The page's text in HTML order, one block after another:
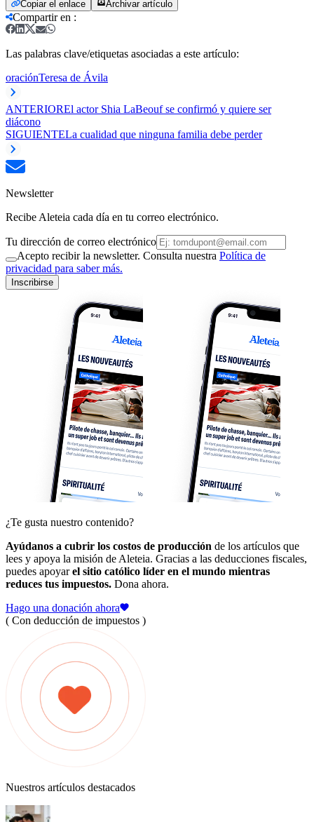
Copiar el enlace Archivar artículo
Compartir en :
Las palabras clave/etiquetas asociadas a este artículo:
oraciónTeresa de Ávila
ANTERIOREl actor Shia LaBeouf se confirmó y quiere ser
diácono
SIGUIENTELa cualidad que ninguna familia debe perder
Newsletter
Recibe Aleteia cada día en tu correo electrónico.
Tu dirección de correo electrónico
Acepto recibir la newsletter. Consulta nuestra Política de
privacidad para saber más.
Inscribirse
¿Te gusta nuestro contenido?
Ayúdanos a cubrir los costos de producción de los artículos que
lees y apoya la misión de Aleteia. Gracias a las deducciones fiscales,
puedes apoyarel sitio católico líder en el mundo mientras
reduces tus impuestos. Dona ahora.
Hago una donación ahora
( Con deducción de impuestos )
Nuestros artículos destacados